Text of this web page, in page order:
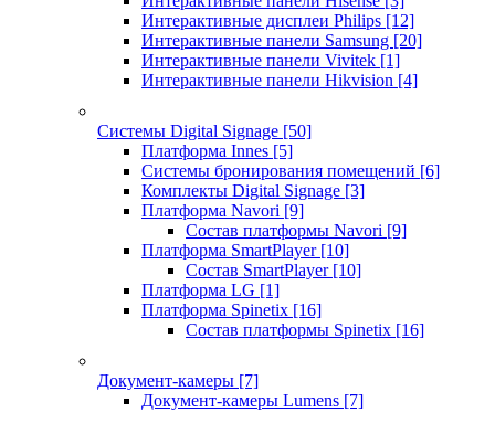
Интерактивные дисплеи Philips [12]
Интерактивные панели Samsung [20]
Интерактивные панели Vivitek [1]
Интерактивные панели Hikvision [4]
Системы Digital Signage [50]
Платформа Innes [5]
Системы бронирования помещений [6]
Комплекты Digital Signage [3]
Платформа Navori [9]
Состав платформы Navori [9]
Платформа SmartPlayer [10]
Состав SmartPlayer [10]
Платформа LG [1]
Платформа Spinetix [16]
Состав платформы Spinetix [16]
Документ-камеры [7]
Документ-камеры Lumens [7]